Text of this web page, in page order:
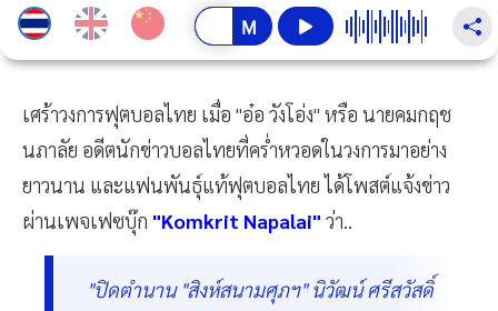
เศร้าวงการฟุตบอลไทย เมื่อ "อ๋อ วังโอ่ง" หรือ นายคมกฤช
นภาลัย อดีตนักข่าวบอลไทยที่คร่ำหวอดในวงการมาอย่าง
ยาวนาน และแฟนพันธุ์แท้ฟุตบอลไทย ได้โพสต์แจ้งข่าว
ผ่านเพจเฟซบุ๊ก "Komkrit Napalai" ว่า..
"ปิดตำนาน "สิงห์สนามศุภฯ" นิวัฒน์ ศรีสวัสดิ์